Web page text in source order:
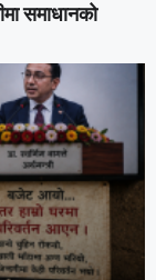
समाधानको